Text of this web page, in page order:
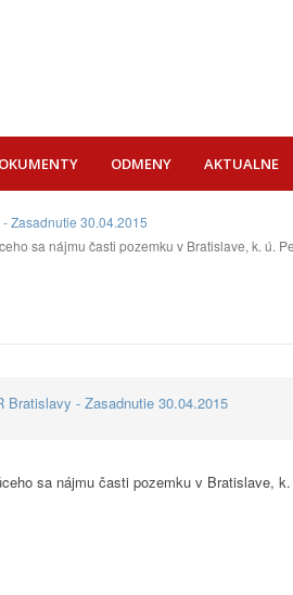
ODMENY AKTUALNE
Zasadnutie 30.04.2015
sa nájmu časti pozemku v Bratislave, k. ú.
- Zasadnutie 30.04.2015
sa nájmu časti pozemku v